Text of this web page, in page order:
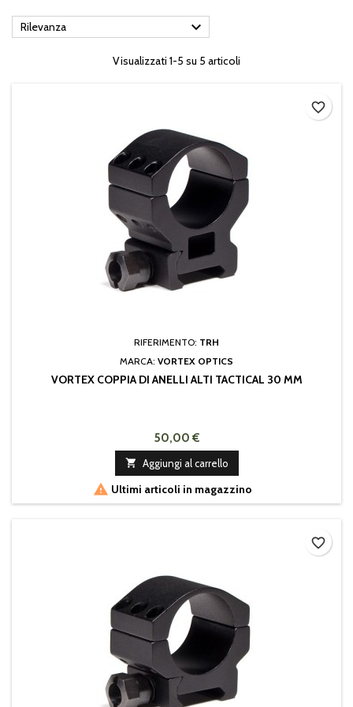
Rilevanza 
Visualizzati 1-5 su 5 articoli
RIFERIMENTO: TRH
MARCA: VORTEX OPTICS
VORTEX COPPIA DI ANELLI ALTI TACTICAL 30 MM
50,00 €
 Aggiungi al carrello
 Ultimi articoli in magazzino
favorite_border
favorite_border